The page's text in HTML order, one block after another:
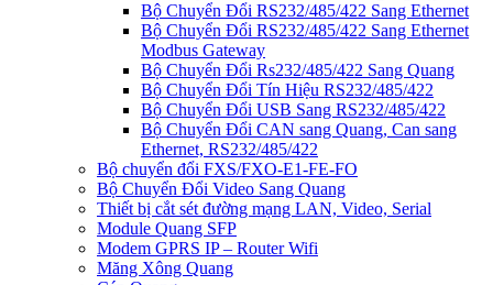
Bộ Chuyển Đổi RS232/485/422 Sang Ethernet
Bộ Chuyển Đổi RS232/485/422 Sang Ethernet
Modbus Gateway
Bộ Chuyển Đổi Rs232/485/422 Sang Quang
Bộ Chuyển Đổi Tín Hiệu RS232/485/422
Bộ Chuyển Đổi USB Sang RS232/485/422
Bộ Chuyển Đổi CAN sang Quang, Can sang
Ethernet, RS232/485/422
Bộ chuyển đổi FXS/FXO-E1-FE-FO
Bộ Chuyển Đổi Video Sang Quang
Thiết bị cắt sét đường mạng LAN, Video, Serial
Module Quang SFP
Modem GPRS IP – Router Wifi
Măng Xông Quang